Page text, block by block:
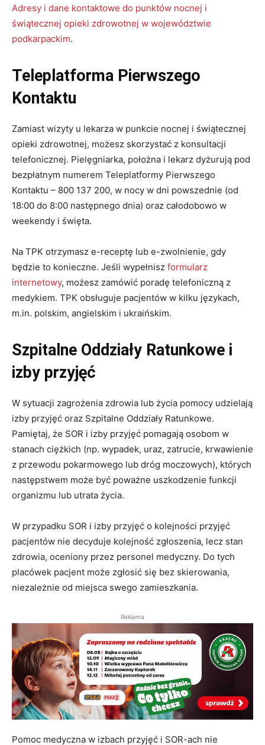
Adresy i dane kontaktowe do punktów nocnej i
świątecznej opieki zdrowotnej w województwie
podkarpackim.
Teleplatforma Pierwszego
Kontaktu
Zamiast wizyty u lekarza w punkcie nocnej i świątecznej
opieki zdrowotnej, możesz skorzystać z konsultacji
telefonicznej. Pielęgniarka, położna i lekarz dyżurują pod
bezpłatnym numerem Teleplatformy Pierwszego
Kontaktu – 800 137 200, w nocy w dni powszednie (od
18:00 do 8:00 następnego dnia) oraz całodobowo w
weekendy i święta.
Na TPK otrzymasz e-receptę lub e-zwolnienie, gdy
będzie to konieczne. Jeśli wypełnisz formularz
internetowy, możesz zamówić poradę telefoniczną z
medykiem. TPK obsługuje pacjentów w kilku językach,
m.in. polskim, angielskim i ukraińskim.
Szpitalne Oddziały Ratunkowe i
izby przyjęć
W sytuacji zagrożenia zdrowia lub życia pomocy udzielają
izby przyjęć oraz Szpitalne Oddziały Ratunkowe.
Pamiętaj, że SOR i izby przyjęć pomagają osobom w
stanach ciężkich (np. wypadek, uraz, zatrucie, krwawienie
z przewodu pokarmowego lub dróg moczowych), których
następstwem może być poważne uszkodzenie funkcji
organizmu lub utrata życia.
W przypadku SOR i izby przyjęć o kolejności przyjęć
pacjentów nie decyduje kolejność zgłoszenia, lecz stan
zdrowia, oceniony przez personel medyczny. Do tych
placówek pacjent może zgłosić się bez skierowania,
niezależnie od miejsca swego zamieszkania.
Reklama
Pomoc medyczna w izbach przyjęć i SOR-ach nie